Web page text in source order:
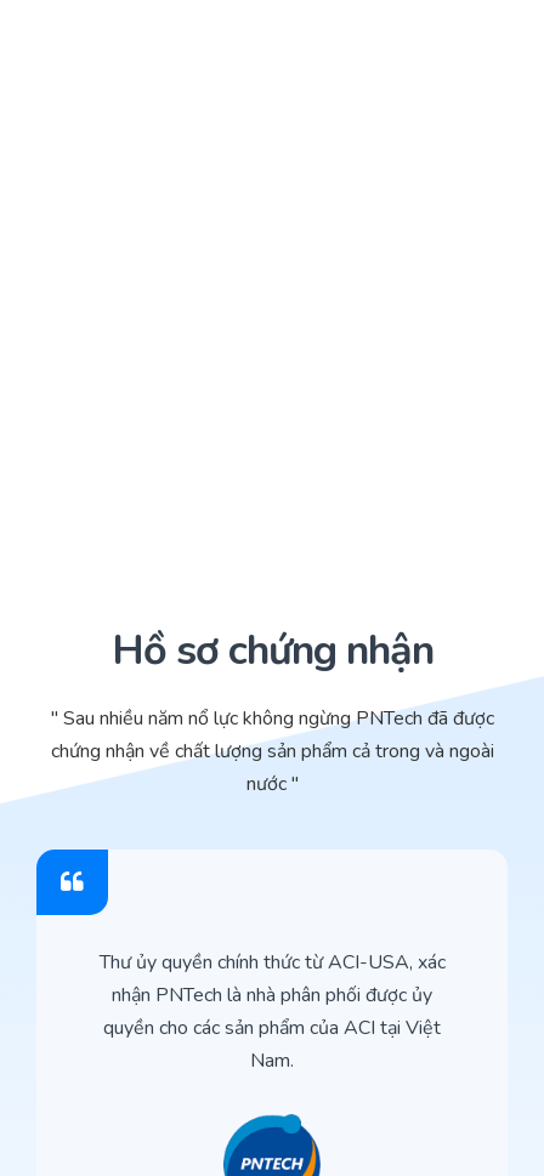
Hồ sơ chứng nhận
" Sau nhiều năm nổ lực không ngừng PNTech đã được
chứng nhận về chất lượng sản phẩm cả trong và ngoài
nước "
Thư ủy quyền chính thức từ ACI-USA, xác
nhận PNTech là nhà phân phối được ủy
quyền cho các sản phẩm của ACI tại Việt
Nam.